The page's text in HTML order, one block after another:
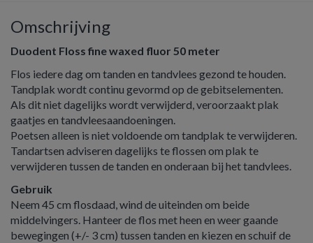
Omschrijving
Duodent Floss fine waxed fluor 50 meter
Flos iedere dag om tanden en tandvlees gezond te houden.
Tandplak wordt continu gevormd op de gebitselementen.
Als dit niet dagelijks wordt verwijderd, veroorzaakt plak
gaatjes en tandvleesaandoeningen.
Poetsen alleen is niet voldoende om tandplak te verwijderen.
Tandartsen adviseren dagelijks te flossen om plak te
verwijderen tussen de tanden en onderaan bij het tandvlees.
Gebruik
Neem 45 cm flosdaad, wind de uiteinden om beide
middelvingers. Hanteer de flos met heen en weer gaande
bewegingen (+/- 3 cm) tussen tanden en kiezen en schuif de